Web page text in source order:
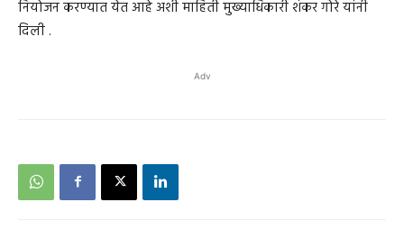
नियोजन करण्यात येत आहे अशी माहिती मुख्याधिकारी शंकर गोरे यांनी
दिली .
Adv